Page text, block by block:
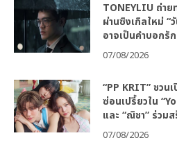
TONEYLIU ถ่า
ผ่านซิงเกิลใหม่ “
อาจเป็นคำบอกรั
07/08/2026
“PP KRIT” ชวน
ซ่อนเปรี้ยวใน
และ “ณิชา” ร่วม
07/08/2026